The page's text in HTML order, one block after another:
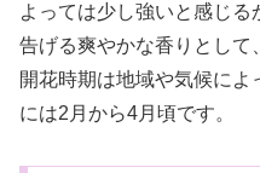
よっては少し強いと感じ
告げる爽やかな香りとして
開花時期は地域や気候に
には2月から4月頃です。